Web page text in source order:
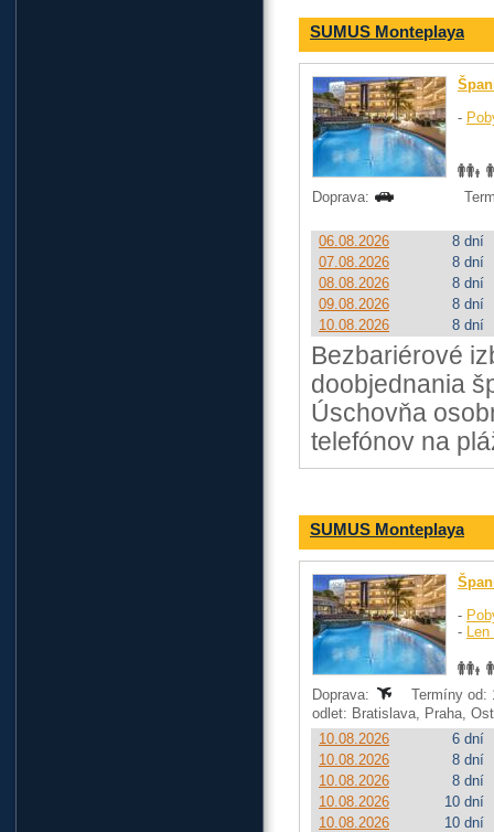
SUMUS Monteplaya
-
Doprava:
06.08.2026
8 dní
07.08.2026
8 dní
08.08.2026
8 dní
09.08.2026
8 dní
10.08.2026
8 dní
Bezbariérové
doobjednania
Úschovňa
telefónov na
SUMUS Monteplaya
-
-
Doprava:
Termíny od:
odlet: Bratislava, Praha,
10.08.2026
6 dní
10.08.2026
8 dní
10.08.2026
8 dní
10.08.2026
10 dní
10.08.2026
10 dní